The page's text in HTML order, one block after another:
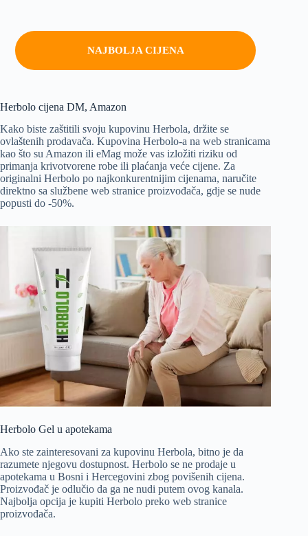
NAJBOLJA CIJENA
Herbolo cijena DM, Amazon
Kako biste zaštitili svoju kupovinu Herbola, držite se
ovlaštenih prodavača. Kupovina Herbolo-a na web stranicama
kao što su Amazon ili eMag može vas izložiti riziku od
primanja krivotvorene robe ili plaćanja veće cijene. Za
originalni Herbolo po najkonkurentnijim cijenama, naručite
direktno sa službene web stranice proizvođača, gdje se nude
popusti do -50%.
Herbolo Gel u apotekama
Ako ste zainteresovani za kupovinu Herbola, bitno je da
razumete njegovu dostupnost. Herbolo se ne prodaje u
apotekama u Bosni i Hercegovini zbog povišenih cijena.
Proizvođač je odlučio da ga ne nudi putem ovog kanala.
Najbolja opcija je kupiti Herbolo preko web stranice
proizvođača.